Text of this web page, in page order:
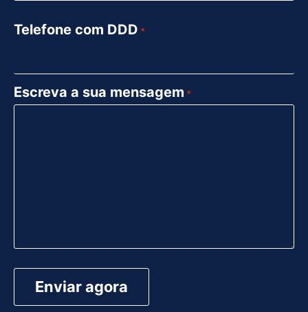
Telefone com DDD *
Escreva a sua mensagem *